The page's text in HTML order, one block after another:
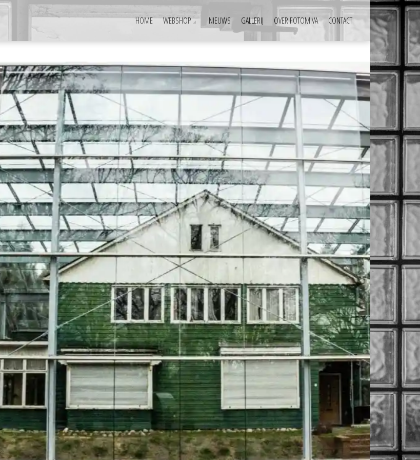
HOME WEBSHOP NIEUWS GALLERIJ OVER FOTOMIVA CONTACT